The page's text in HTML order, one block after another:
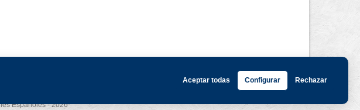
Aceptar todas Configurar Rechazar
Españoles - 2026